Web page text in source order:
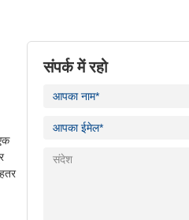
संपर्क में रहो